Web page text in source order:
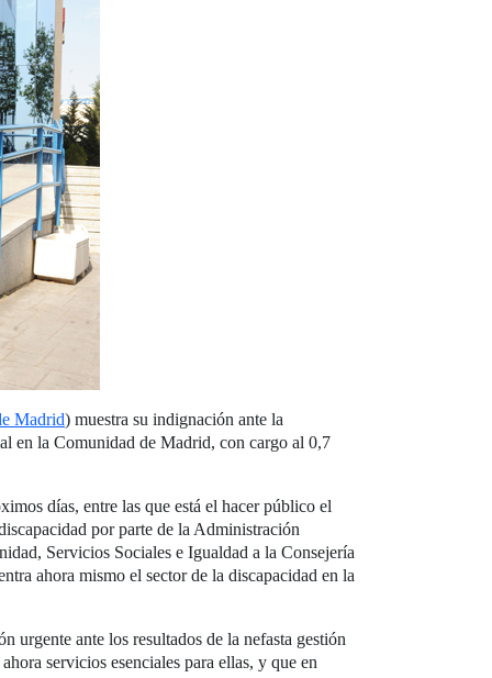
Madrid) muestra su indignación ante la
en la Comunidad de Madrid, con cargo al 0,7
días, entre las que está el hacer público el
por parte de la Administración
Servicios Sociales e Igualdad a la Consejería
ahora mismo el sector de la discapacidad en la
urgente ante los resultados de la nefasta gestión
servicios esenciales para ellas, y que en